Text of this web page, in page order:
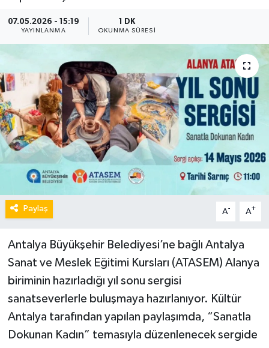
07.05.2026 - 15:19
YAYINLANMA
1 DK
OKUNMA SÜRESI
Paylaş A- A+
Antalya Büyükşehir Belediyesi’ne bağlı Antalya
Sanat ve Meslek Eğitimi Kursları (ATASEM) Alanya
biriminin hazırladığı yıl sonu sergisi
sanatseverlerle buluşmaya hazırlanıyor. Kültür
Antalya tarafından yapılan paylaşımda, “Sanatla
Dokunan Kadın” temasıyla düzenlenecek sergide